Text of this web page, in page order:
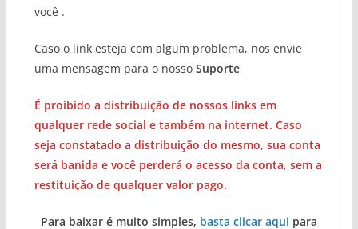
você .
Caso o link esteja com algum problema, nos envie
uma mensagem para o nosso Suporte
É proibido a distribuição de nossos links em
qualquer rede social e também na internet. Caso
seja constatado a distribuição do mesmo, sua conta
será banida e você perderá o acesso da conta, sem a
restituição de qualquer valor pago.
Para baixar é muito simples, basta clicar aqui para